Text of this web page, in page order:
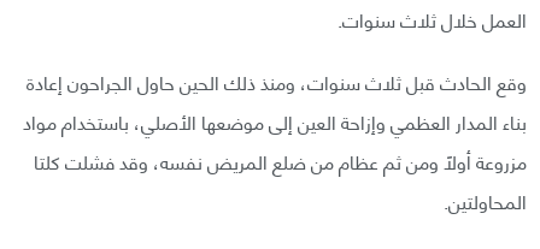
العمل خلال ثلاث سنوات.
وقع الحادث قبل ثلاث سنوات، ومنذ ذلك الحين حاول الجراحون إعادة
بناء المدار العظمي وإزاحة العين إلى موضعها الأصلي، باستخدام مواد
مزروعة أولًا ومن ثم عظام من ضلع المريض نفسه، وقد فشلت كلتا
المحاولتين.